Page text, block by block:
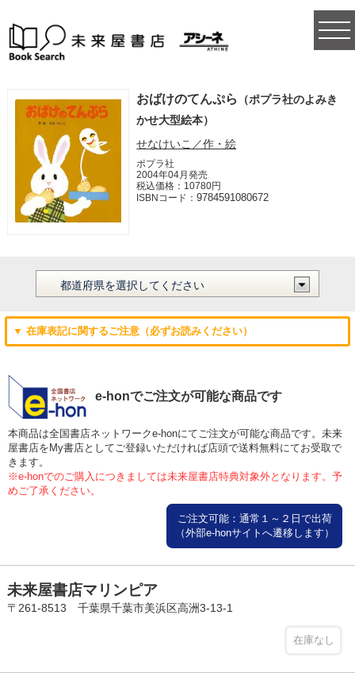
おばけのてんぷら
（ポプラ社のよみき
かせ大型絵本）
せなけいこ／作・絵
ポプラ社
2004年04月発売
税込価格：10780円
ISBNコード：9784591080672
▼ 在庫表記に関するご注意（必ずお読みください）
e-honでご注文が可能な商品です
本商品は全国書店ネットワークe-honにてご注文が可能な商品です。未来
屋書店をMy書店としてご登録いただければ店頭で送料無料にてお受取で
きます。
※e-honでのご購入につきましては未来屋書店特典対象外となります。予
めご了承ください。
ご注文可能：通常１～２日で出荷
（外部e-honサイトへ遷移します）
未来屋書店マリンピア
〒261-8513 千葉県千葉市美浜区高洲3-13-1
在庫なし